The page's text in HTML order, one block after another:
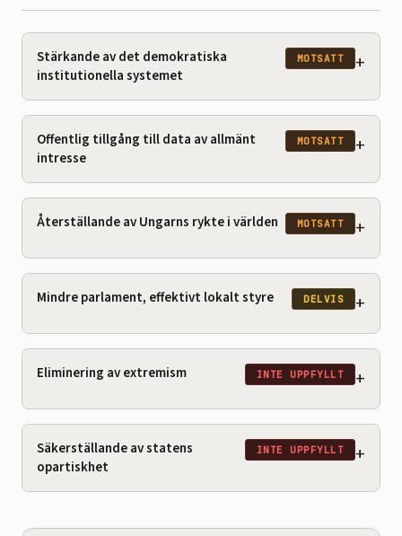
Stärkande av det demokratiska
institutionella systemet
MOTSATT +
Offentlig tillgång till data av allmänt
intresse
MOTSATT +
Återställande av Ungarns rykte i världen MOTSATT +
Mindre parlament, effektivt lokalt styre DELVIS +
Eliminering av extremism INTE UPPFYLLT +
Säkerställande av statens
opartiskhet
INTE UPPFYLLT +